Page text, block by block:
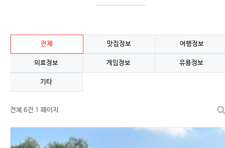
전체 맛집정보 여행정보
의료정보 게임정보 유용정보
기타
전체 6건 1 페이지